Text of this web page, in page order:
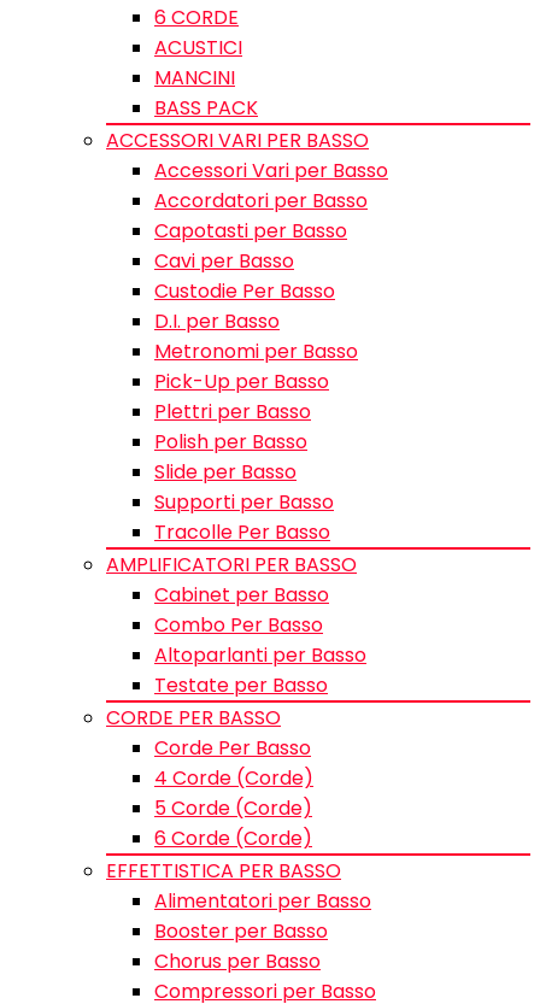
6 CORDE
ACUSTICI
MANCINI
BASS PACK
ACCESSORI VARI PER BASSO
Accessori Vari per Basso
Accordatori per Basso
Capotasti per Basso
Cavi per Basso
Custodie Per Basso
D.I. per Basso
Metronomi per Basso
Pick-Up per Basso
Plettri per Basso
Polish per Basso
Slide per Basso
Supporti per Basso
Tracolle Per Basso
AMPLIFICATORI PER BASSO
Cabinet per Basso
Combo Per Basso
Altoparlanti per Basso
Testate per Basso
CORDE PER BASSO
Corde Per Basso
4 Corde (Corde)
5 Corde (Corde)
6 Corde (Corde)
EFFETTISTICA PER BASSO
Alimentatori per Basso
Booster per Basso
Chorus per Basso
Compressori per Basso